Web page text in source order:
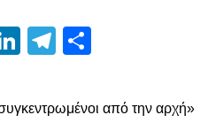
LinkedIn
Telegram
από την αρχή»